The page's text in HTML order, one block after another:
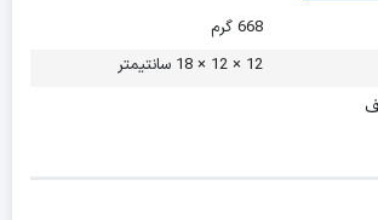
668 گرم
12 × 12 × 18 سانتیمتر